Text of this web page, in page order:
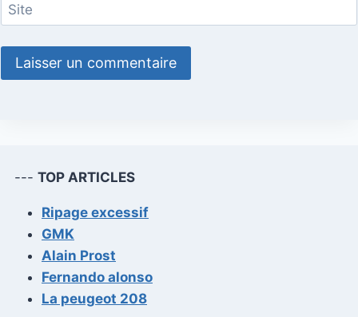
Site
--- TOP ARTICLES
Ripage excessif
GMK
Alain Prost
Fernando alonso
La peugeot 208